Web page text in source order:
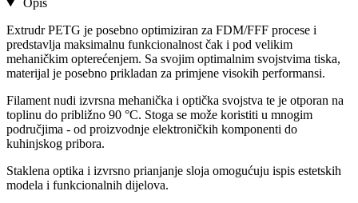
Opis
Extrudr PETG je posebno optimiziran za FDM/FFF procese i
predstavlja maksimalnu funkcionalnost čak i pod velikim
mehaničkim opterećenjem. Sa svojim optimalnim svojstvima tiska,
materijal je posebno prikladan za primjene visokih performansi.
Filament nudi izvrsna mehanička i optička svojstva te je otporan na
toplinu do približno 90 °C. Stoga se može koristiti u mnogim
područjima - od proizvodnje elektroničkih komponenti do
kuhinjskog pribora.
Staklena optika i izvrsno prianjanje sloja omogućuju ispis estetskih
modela i funkcionalnih dijelova.